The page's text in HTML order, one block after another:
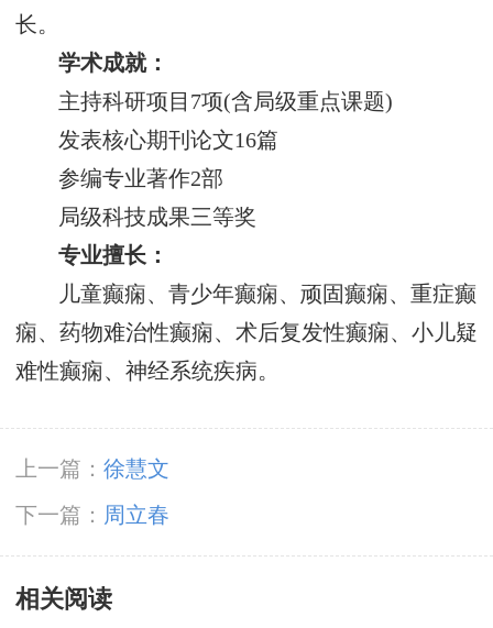
长。
学术成就：
主持科研项目7项(含局级重点课题)
发表核心期刊论文16篇
参编专业著作2部
局级科技成果三等奖
专业擅长：
儿童癫痫、青少年癫痫、顽固癫痫、重症癫
痫、药物难治性癫痫、术后复发性癫痫、小儿疑
难性癫痫、神经系统疾病。
上一篇： 徐慧文
下一篇： 周立春
相关阅读